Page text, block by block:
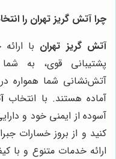
چراآتش گریز تهران را
آتش گریز تهران با
پشتیبانی قوی، به
آتش‌نشانی شما همواره در
آماده هستند. با انتخاب
آسوده از ایمنی خود و
کنید و از بروز خسارات
ارائه خدمات متنوع و با